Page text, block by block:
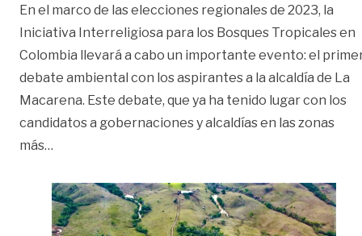
En el marco de las elecciones regionales de 2023, la
Iniciativa Interreligiosa para los Bosques Tropicales en
Colombia llevará a cabo un importante evento: el
debate ambiental con los aspirantes a la alcaldía de La
Macarena. Este debate, que ya ha tenido lugar con los
candidatos a gobernaciones y alcaldías en las zonas
más…